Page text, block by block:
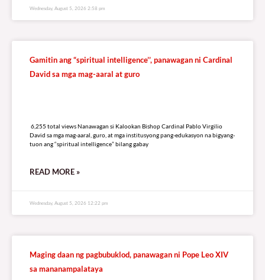
Wednesday, August 5, 2026 2:58 pm
Gamitin ang “spiritual intelligence’’, panawagan ni Cardinal
David sa mga mag-aaral at guro
6,255 total views Nanawagan si Kalookan Bishop Cardinal Pablo Virgilio
David sa mga mag-aaral, guro, at mga institusyong pang-edukasyon na bigyang-
tuon ang “spiritual intelligence” bilang gabay
READ MORE »
Wednesday, August 5, 2026 12:22 pm
Maging daan ng pagbubuklod, panawagan ni Pope Leo XIV
sa mananampalataya